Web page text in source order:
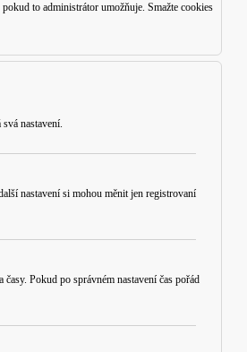
to administrátor umožňuje. Smažte cookies
nastavení.
nastavení si mohou měnit jen registrovaní
Pokud po správném nastavení čas pořád